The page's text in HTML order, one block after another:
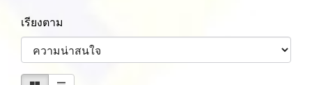
เรียงตาม